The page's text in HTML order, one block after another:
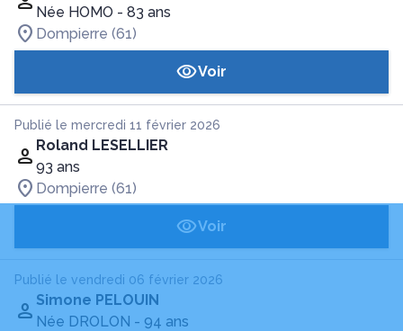
Née HOMO - 83 ans
Dompierre (61)
Voir
Publié le mercredi 11 février 2026
Roland LESELLIER
93 ans
Dompierre (61)
Voir
Publié le vendredi 06 février 2026
Simone PELOUIN
Née DROLON - 94 ans